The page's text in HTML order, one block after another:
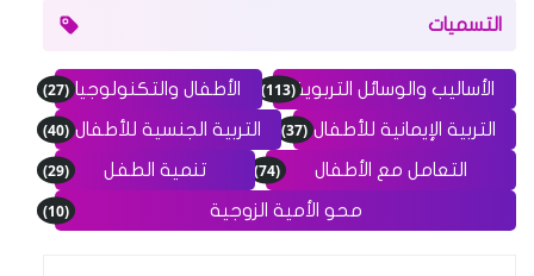
التسميات
الأساليب والوسائل التربوية(113) الأطفال والتكنولوجيا (27)
التربية الإيمانية للأطفال (37) التربية الجنسية للأطفال (40)
التعامل مع الأطفال (74) تنمية الطفل (29)
محو الأمية الزوجية (10)